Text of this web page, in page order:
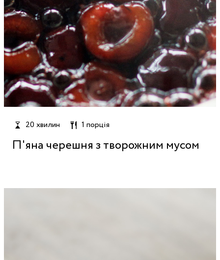
20 хвилин 1 порція
П'яна черешня з творожним мусом